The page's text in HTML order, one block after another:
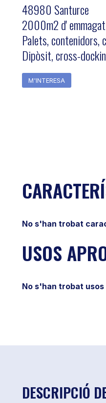
48980 Santurce
2000m2 d'
Palets, contenidors,
Dipòsit, cross-
M'INTERESA
No s'han trobat
USOS
No s'han trobat
DESCRIPCIÓ